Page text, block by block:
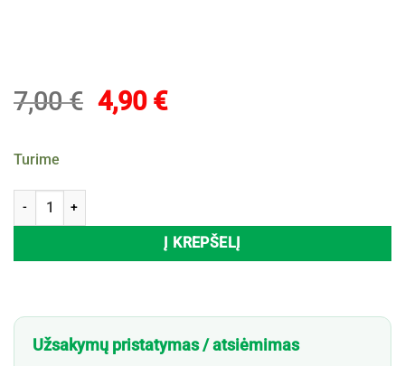
7,00€ Original
4,90 €Current
Turime
produkto kiekis: Maisto dėžutė EH, 1250 ml
Į KREPŠELĮ
Užsakymų pristatymas / atsiėmimas